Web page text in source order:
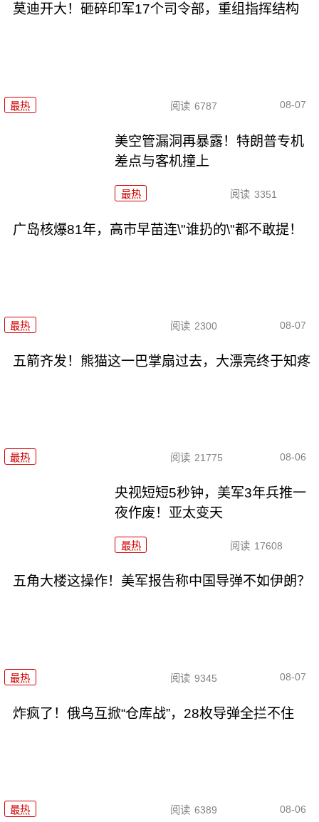
莫迪开大！砸碎印军17个司令部，重组指挥结构
最热 阅读 6787 08-07
美空管漏洞再暴露！特朗普专机
差点与客机撞上
最热 阅读 3351
广岛核爆81年，高市早苗连\"谁扔的\"都不敢提！
最热 阅读 2300 08-07
五箭齐发！熊猫这一巴掌扇过去，大漂亮终于知疼
最热 阅读 21775 08-06
央视短短5秒钟，美军3年兵推一
夜作废！亚太变天
最热 阅读 17608
五角大楼这操作！美军报告称中国导弹不如伊朗？
最热 阅读 9345 08-07
炸疯了！俄乌互掀“仓库战”，28枚导弹全拦不住
最热 阅读 6389 08-06